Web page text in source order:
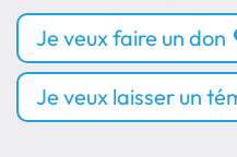
Je veux faire un don
Je veux laisser un